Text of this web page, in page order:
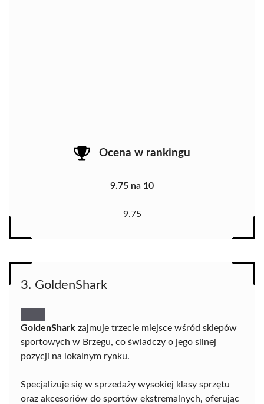
Ocena w rankingu
9.75 na 10
9.75
3. GoldenShark
GoldenShark zajmuje trzecie miejsce wśród sklepów
sportowych w Brzegu, co świadczy o jego silnej
pozycji na lokalnym rynku.
Specjalizuje się w sprzedaży wysokiej klasy sprzętu
oraz akcesoriów do sportów ekstremalnych, oferując